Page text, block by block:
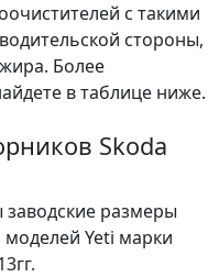
с такими
стороны,
Более
в таблице ниже.
Skoda
размеры
моделей Yeti марки